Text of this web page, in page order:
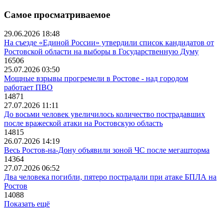
Самое просматриваемое
29.06.2026 18:48
На съезде «Единой России» утвердили список кандидатов от
Ростовской области на выборы в Государственную Думу
16506
25.07.2026 03:50
Мощные взрывы прогремели в Ростове - над городом
работает ПВО
14871
27.07.2026 11:11
До восьми человек увеличилось количество пострадавших
после вражеской атаки на Ростовскую область
14815
26.07.2026 14:19
Весь Ростов-на-Дону объявили зоной ЧС после мегашторма
14364
27.07.2026 06:52
Два человека погибли, пятеро пострадали при атаке БПЛА на
Ростов
14088
Показать ещё